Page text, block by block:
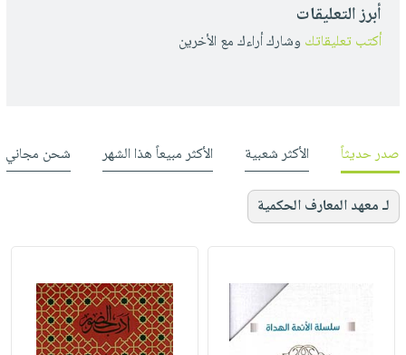
أبرز التعليقات
أكتب تعليقاتك وشارك أراءك مع الأخرين
صدر حديثاً الأكثر شعبية الأكثر مبيعاً هذا الشهر شحن مجاني
لـ معهد المعارف الحكمية